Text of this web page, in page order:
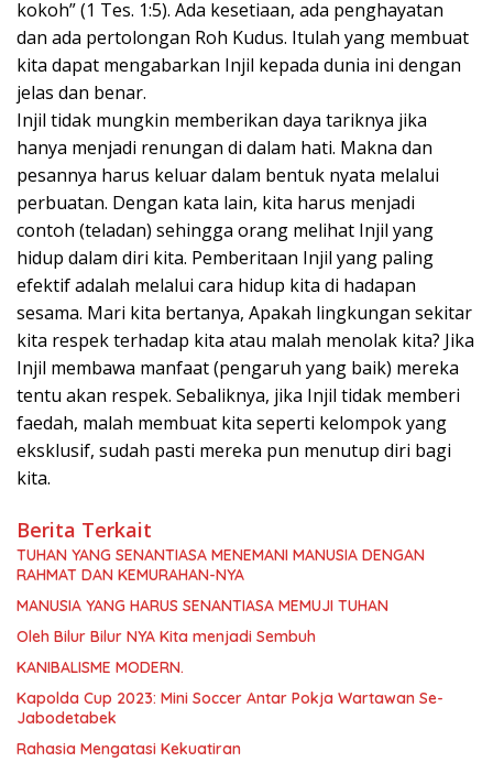
kokoh” (1 Tes. 1:5). Ada kesetiaan, ada penghayatan
dan ada pertolongan Roh Kudus. Itulah yang membuat
kita dapat mengabarkan Injil kepada dunia ini dengan
jelas dan benar.
Injil tidak mungkin memberikan daya tariknya jika
hanya menjadi renungan di dalam hati. Makna dan
pesannya harus keluar dalam bentuk nyata melalui
perbuatan. Dengan kata lain, kita harus menjadi
contoh (teladan) sehingga orang melihat Injil yang
hidup dalam diri kita. Pemberitaan Injil yang paling
efektif adalah melalui cara hidup kita di hadapan
sesama. Mari kita bertanya, Apakah lingkungan sekitar
kita respek terhadap kita atau malah menolak kita? Jika
Injil membawa manfaat (pengaruh yang baik) mereka
tentu akan respek. Sebaliknya, jika Injil tidak memberi
faedah, malah membuat kita seperti kelompok yang
eksklusif, sudah pasti mereka pun menutup diri bagi
kita.
Berita Terkait
TUHAN YANG SENANTIASA MENEMANI MANUSIA DENGAN
RAHMAT DAN KEMURAHAN-NYA
MANUSIA YANG HARUS SENANTIASA MEMUJI TUHAN
Oleh Bilur Bilur NYA Kita menjadi Sembuh
KANIBALISME MODERN.
Kapolda Cup 2023: Mini Soccer Antar Pokja Wartawan Se-
Jabodetabek
Rahasia Mengatasi Kekuatiran